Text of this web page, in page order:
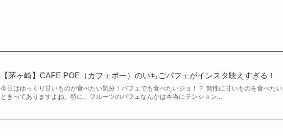
【茅ヶ崎】CAFE POE（カフェポー）のいちごパフェがインスタ映えすぎる！
今日はゆっくり甘いものが食べたい気分！パフェでも食べたいジョ！？ 無性に甘いものを食べたい
ときってありますよね。特に、フルーツのパフェなんかは本当にテンション...